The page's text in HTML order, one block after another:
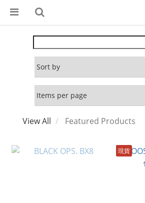
View All Featured Products
現貨